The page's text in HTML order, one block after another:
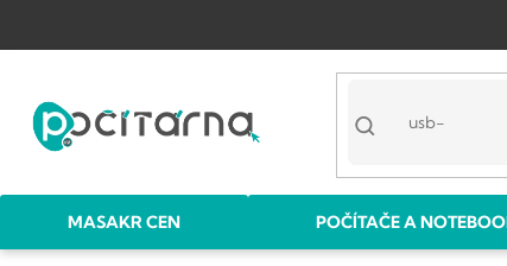
obsah
MASAKR CEN POČÍTAČE A